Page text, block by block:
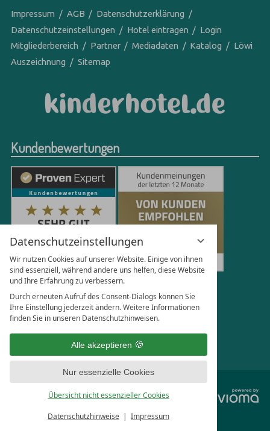
Datenschutzeinstellungen
Wir nutzen Cookies auf unserer Website. Einige von ihnen
sind essenziell, während andere uns helfen, diese Website
und Ihre Erfahrung zu verbessern.
Durch erneuten Aufruf des Consent-Dialogs können Sie
Ihre Einstellung jederzeit ändern. Weitere Informationen
finden Sie in unseren Datenschutzhinweisen.
Alle akzeptieren
Nur essenzielle Cookies
Übersicht nicht essenzieller Cookies
Datenschutzhinweise Impressum
Impressum AGB
Datenschutzerklärung
Datenschutzeinstellungen
Hotel eintragen
Login
Mitgliederbereich
Partner Mediadaten Katalog
Löwi
Auszeichnung
Sitemap
Kundenbewertungen